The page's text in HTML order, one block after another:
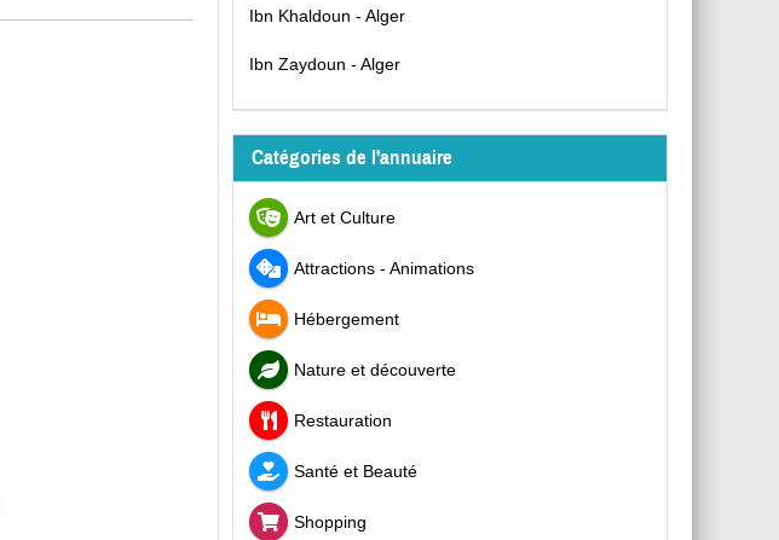
Ibn Khaldoun - Alger
Ibn Zaydoun - Alger
Catégories de l'annuaire
Art et Culture
Attractions - Animations
Hébergement
Nature et découverte
Restauration
Santé et Beauté
Shopping